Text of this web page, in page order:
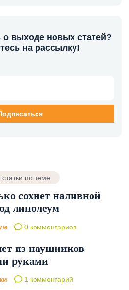
о выходе новых статей?
на рассылку!
по теме
сохнет наливной
линолеум
0 комментариев
из наушников
руками
1 комментарий